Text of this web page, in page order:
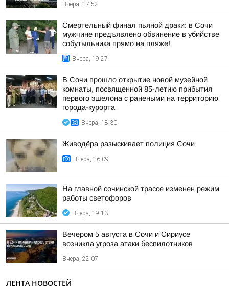
Вчера, 17:52
Смертельный финал пьяной драки: в Сочи
мужчине предъявлено обвинение в убийстве
собутыльника прямо на пляже!
Вчера, 19:27
В Сочи прошло открытие новой музейной
комнаты, посвященной 85-летию прибытия
первого эшелона с ранеными на территорию
города-курорта
Вчера, 18:30
Живодёра разыскивает полиция Сочи
Вчера, 16:09
На главной сочинской трассе изменен режим
работы светофоров
Вчера, 19:13
Вечером 5 августа в Сочи и Сириусе
возникла угроза атаки беспилотников
Вчера, 22:07
ЛЕНТА НОВОСТЕЙ